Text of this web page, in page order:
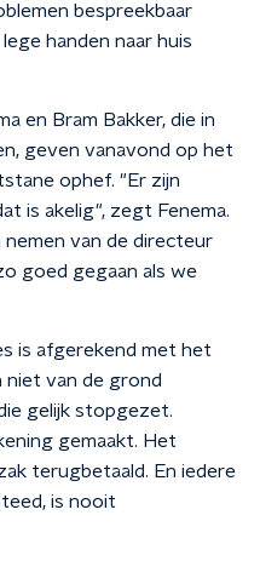
bespreekbaar
handen naar huis
en Bram Bakker, die in
geven vanavond op het
ophef. "Er zijn
is akelig", zegt Fenema.
van de directeur
goed gegaan als we
is afgerekend met het
niet van de grond
gelijk stopgezet.
gemaakt. Het
terugbetaald. En iedere
is nooit